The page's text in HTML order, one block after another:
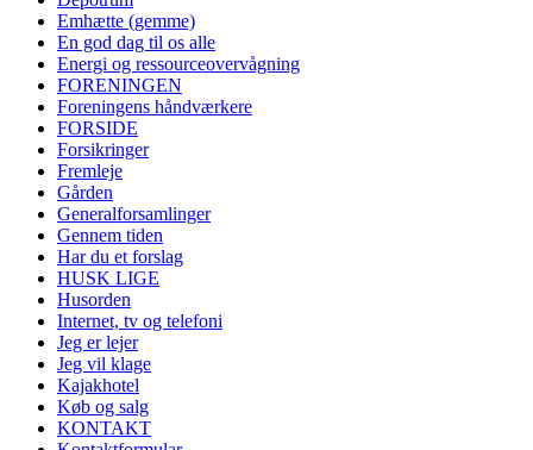
Emhætte (gemme)
En god dag til os alle
Energi og ressourceovervågning
FORENINGEN
Foreningens håndværkere
FORSIDE
Forsikringer
Fremleje
Gården
Generalforsamlinger
Gennem tiden
Har du et forslag
HUSK LIGE
Husorden
Internet, tv og telefoni
Jeg er lejer
Jeg vil klage
Kajakhotel
Køb og salg
KONTAKT